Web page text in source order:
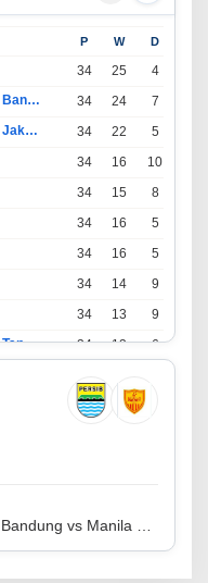
P W D
34 25 4
Persatuan Sepak Bola Indonesia Bandung 34 24 7
Persatuan Sepak Bola Indonesia Jakarta 34 22 5
34 16 10
34 15 8
34 16 5
34 16 5
34 14 9
34 13 9
Persatuan Sepak Bola Indonesia Tangerang 34 13 6
34 11
34 8 10